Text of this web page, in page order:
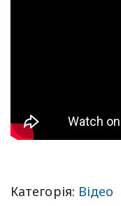
Категорія: Відео